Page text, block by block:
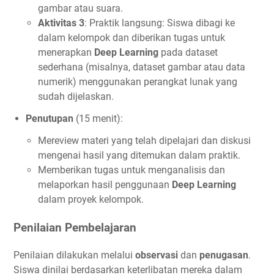
gambar atau suara.
Aktivitas 3: Praktik langsung: Siswa dibagi ke
dalam kelompok dan diberikan tugas untuk
menerapkan Deep Learning pada dataset
sederhana (misalnya, dataset gambar atau data
numerik) menggunakan perangkat lunak yang
sudah dijelaskan.
Penutupan (15 menit):
Mereview materi yang telah dipelajari dan diskusi
mengenai hasil yang ditemukan dalam praktik.
Memberikan tugas untuk menganalisis dan
melaporkan hasil penggunaan Deep Learning
dalam proyek kelompok.
Penilaian Pembelajaran
Penilaian dilakukan melalui observasi dan penugasan.
Siswa dinilai berdasarkan keterlibatan mereka dalam